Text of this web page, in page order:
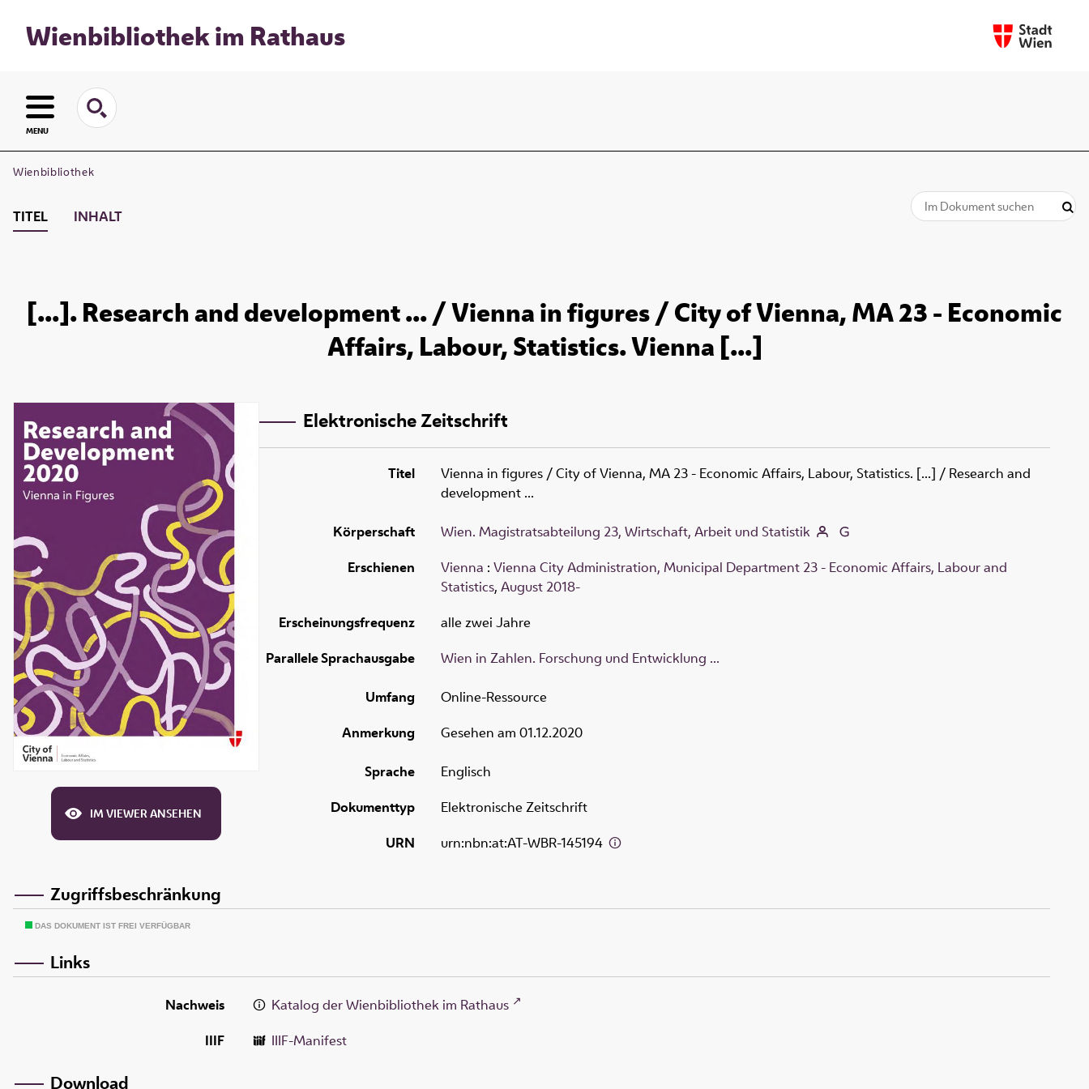
Wienbibliothek im Rathaus
MENU
Wienbibliothek
TITEL INHALT
[...]. Research and development ... / Vienna in figures / City of Vienna, MA 23 - Economic
Affairs, Labour, Statistics. Vienna [...]
IM VIEWER ANSEHEN
Elektronische Zeitschrift
Titel Vienna in figures / City of Vienna, MA 23 - Economic Affairs, Labour, Statistics. [...] / Research and
development ...
Körperschaft
Wien. Magistratsabteilung 23, Wirtschaft, Arbeit und Statistik
Erschienen
Vienna : Vienna City Administration, Municipal Department 23 - Economic Affairs, Labour and
Statistics, August 2018-
Erscheinungsfrequenz
alle zwei Jahre
Parallele Sprachausgabe
Wien in Zahlen. Forschung und Entwicklung ...
Umfang
Online-Ressource
Anmerkung
Gesehen am 01.12.2020
Sprache
Englisch
Dokumenttyp
Elektronische Zeitschrift
URN
urn:nbn:at:AT-WBR-145194
Zugriffsbeschränkung
DAS DOKUMENT IST FREI VERFÜGBAR
Links
Nachweis
Katalog der Wienbibliothek im Rathaus
IIIF
IIIF-Manifest
Download